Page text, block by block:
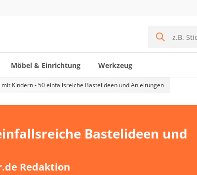
Möbel & Einrichtung Werkzeug
mit Kindern - 50 einfallsreiche Bastelideen und Anleitungen
Bastelideen und
Redaktion